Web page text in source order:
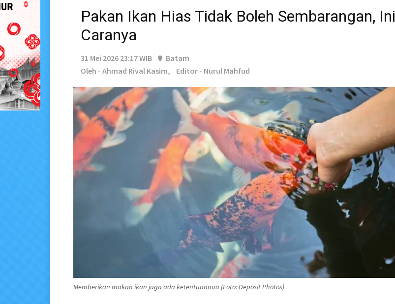
Pakan Ikan Hias Tidak Boleh Sembarangan, Ini
Caranya
31 Mei 2026 23:17 WIB
Batam
Oleh - Ahmad Rival Kasim,
Editor - Nurul Mahfud
Memberikan makan ikan juga ada ketentuannua (Foto: Deposit Photos)